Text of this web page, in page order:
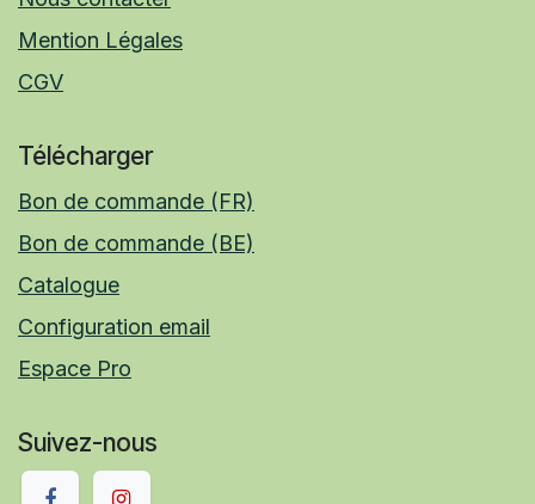
Mention Légales
CGV
Télécharger
Bon de commande (FR)
Bon de commande (BE)
Catalogue
Configuration email
Espace Pro
Suivez-nous